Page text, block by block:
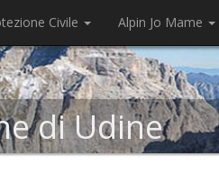
Civile Alpin Jo Mame
di Udine